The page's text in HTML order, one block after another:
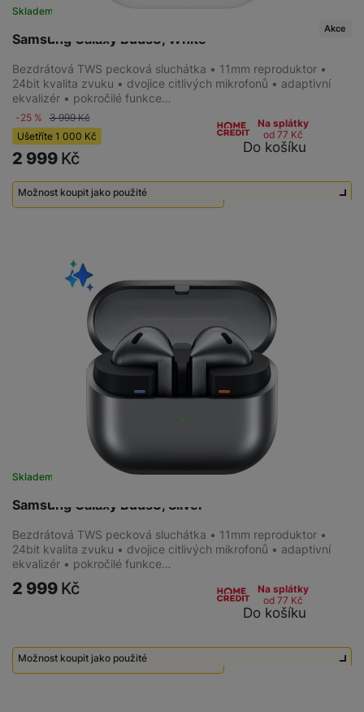
Samsung Galaxy Buds3, White
Skladem
Akce
Bezdrátová TWS pecková sluchátka • 11mm reproduktor •
24bit kvalita zvuku • dvojice citlivých mikrofonů • adaptivní
ekvalizér • pokročilé funkce…
-25 % 3 999Kč
Ušetříte 1 000 Kč
2 999 Kč
Na splátky
od 77 Kč
Do košíku
Možnost koupit jako použité
Samsung Galaxy Buds3, Silver
Skladem na 7 prodejnách
Bezdrátová TWS pecková sluchátka • 11mm reproduktor •
24bit kvalita zvuku • dvojice citlivých mikrofonů • adaptivní
ekvalizér • pokročilé funkce…
2 999 Kč
Na splátky
od 77 Kč
Do košíku
Možnost koupit jako použité